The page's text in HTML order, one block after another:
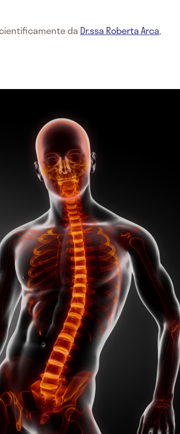
da Dr.ssa Roberta Arca,